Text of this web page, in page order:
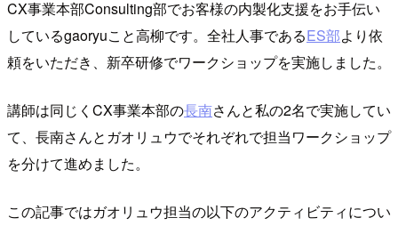
CX事業本部Consulting部でお客様の内製化支援をお手伝い
しているgaoryuこと高柳です。全社人事であるES部より依
頼をいただき、新卒研修でワークショップを実施しました。
講師は同じくCX事業本部の長南さんと私の2名で実施してい
て、長南さんとガオリュウでそれぞれで担当ワークショップ
を分けて進めました。
この記事ではガオリュウ担当の以下のアクティビティについ